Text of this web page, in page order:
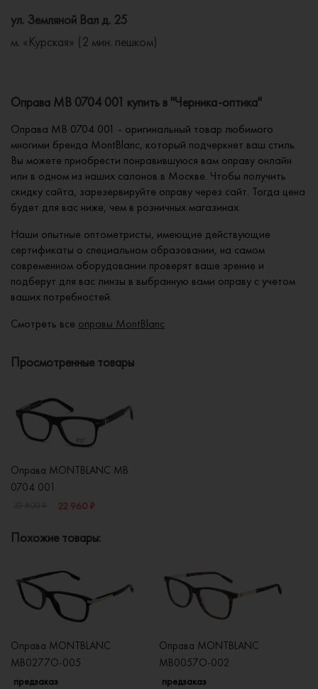
ул. Земляной Вал д. 25
м. «Курская» (2 мин. пешком)
Оправа MB 0704 001 купить в "Черника-оптика"
Оправа MB 0704 001 - оригинальный товар любимого
многими бренда MontBlanc, который подчеркнет ваш стиль.
Вы можете приобрести понравившуюся вам оправу онлайн
или в одном из наших салонов в Москве. Чтобы получить
скидку сайта, зарезервируйте оправу через сайт. Тогда цена
будет для вас ниже, чем в розничных магазинах.
Наши опытные оптометристы, имеющие действующие
сертификаты о специальном образовании, на самом
современном оборудовании проверят ваше зрение и
подберут для вас линзы в выбранную вами оправу с учетом
ваших потребностей.
Смотреть все оправы MontBlanc
Просмотренные товары
Оправа MONTBLANC MB
0704 001
22 960 ₽
Похожие товары:
Оправа MONTBLANC
MB0277O-005
предзаказ
Оправа MONTBLANC
MB0057O-002
предзаказ